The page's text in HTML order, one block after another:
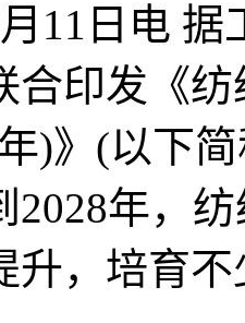
11日电 据
合印发《
)》(以下
2028年，
升，培育